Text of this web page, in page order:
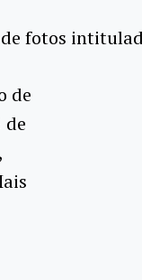
fotos
de
de